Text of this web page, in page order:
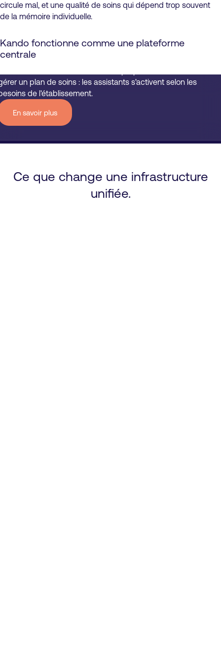
circule mal, et une qualité de soins qui dépend trop souvent
de la mémoire individuelle.
Kando fonctionne comme une plateforme
centrale
la plateforme centrale de votre institution.
relie les outils déjà en place et les rend accessibles à la
un plan de soins : les assistants s'activent selon les
de l'établissement.
En savoir plus
Ce que change une infrastructure
unifiée.